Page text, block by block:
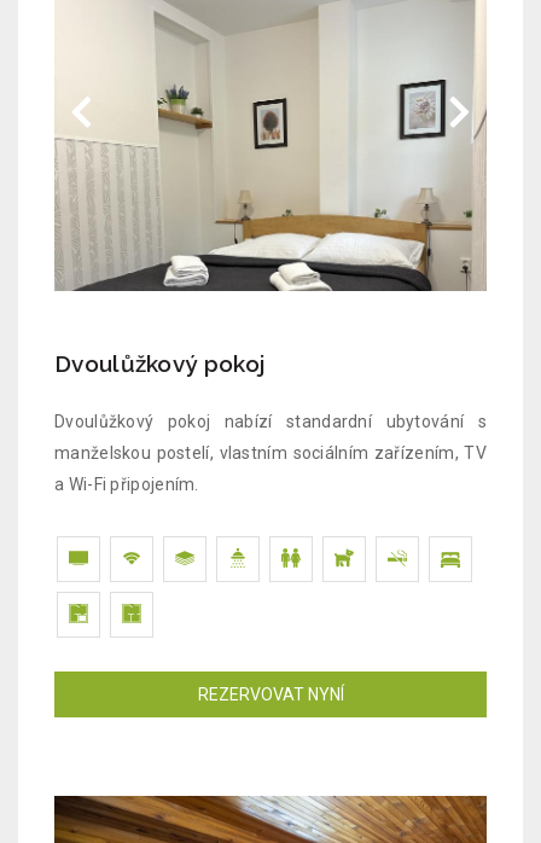
Dvoulůžkový pokoj
Dvoulůžkový pokoj nabízí standardní ubytování s
manželskou postelí, vlastním sociálním zařízením, TV
a Wi-Fi připojením.
REZERVOVAT NYNÍ